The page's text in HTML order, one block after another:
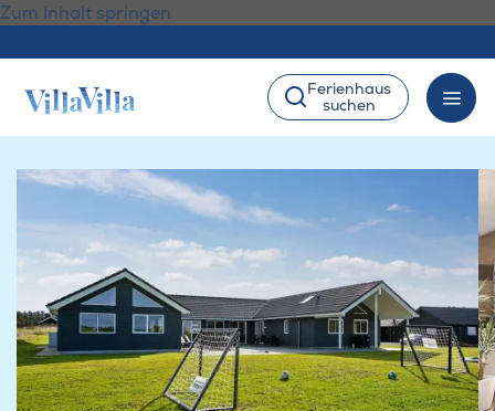
Zum Inhalt springen
Ferienhaus
suchen